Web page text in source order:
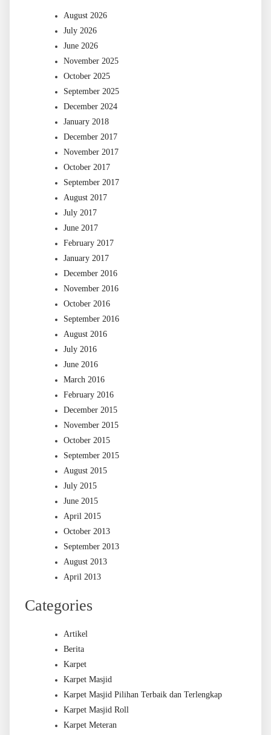
August 2026
July 2026
June 2026
November 2025
October 2025
September 2025
December 2024
January 2018
December 2017
November 2017
October 2017
September 2017
August 2017
July 2017
June 2017
February 2017
January 2017
December 2016
November 2016
October 2016
September 2016
August 2016
July 2016
June 2016
March 2016
February 2016
December 2015
November 2015
October 2015
September 2015
August 2015
July 2015
June 2015
April 2015
October 2013
September 2013
August 2013
April 2013
Categories
Artikel
Berita
Karpet
Karpet Masjid
Karpet Masjid Pilihan Terbaik dan Terlengkap
Karpet Masjid Roll
Karpet Meteran